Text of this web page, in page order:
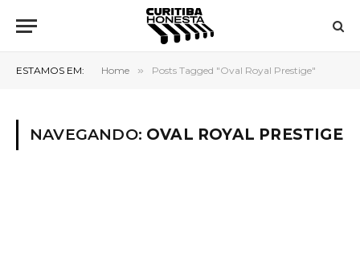
ESTAMOS EM: Home » Posts Tagged "Oval Royal Prestige"
NAVEGANDO: OVAL ROYAL PRESTIGE